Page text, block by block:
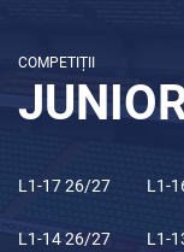
COMPETIȚII
L1-17 26/27 L1-
L1-14 26/27 L1-